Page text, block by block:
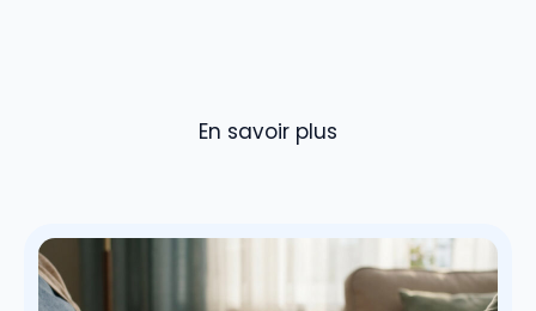
En savoir plus